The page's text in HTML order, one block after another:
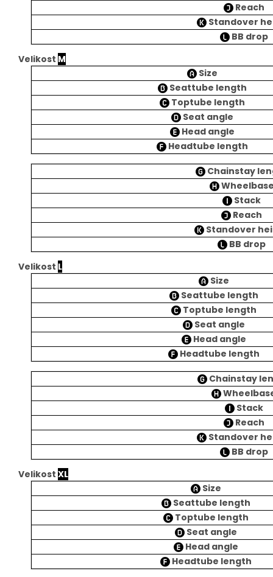
Reach
Standover
BB drop
Velikost M
Size
Seattube length
Toptube length
Seat angle
Head angle
Headtube length
Chainstay
Stack
Reach
Standover
BB drop
Velikost L
Size
Seattube length
Toptube length
Seat angle
Head angle
Headtube length
Chainstay
Stack
Reach
Standover
BB drop
Velikost XL
Size
Seattube length
Toptube length
Seat angle
Head angle
Headtube length